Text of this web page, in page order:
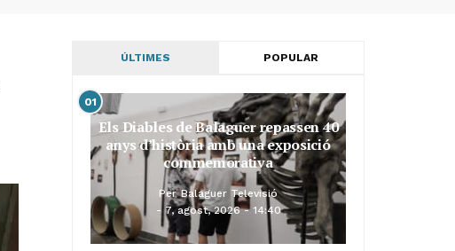
ÚLTIMES POPULAR
01
Els Diables de Balaguer repassen 40
anys d’història amb una exposició
commemorativa
Per Balaguer Televisió
7, agost, 2026 - 14:40